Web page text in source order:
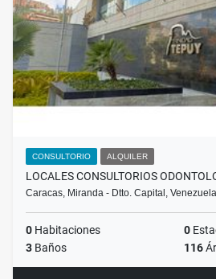
CONSULTORIO ALQUILER
LOCALES CONSULTORIOS
Caracas, Miranda - Dtto. Capital, Venezuela
0 Habitaciones 0
3 Baños 116